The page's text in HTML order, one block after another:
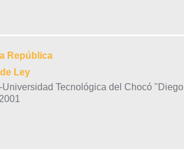
República
Ley
Tecnológica del Chocó "Diego